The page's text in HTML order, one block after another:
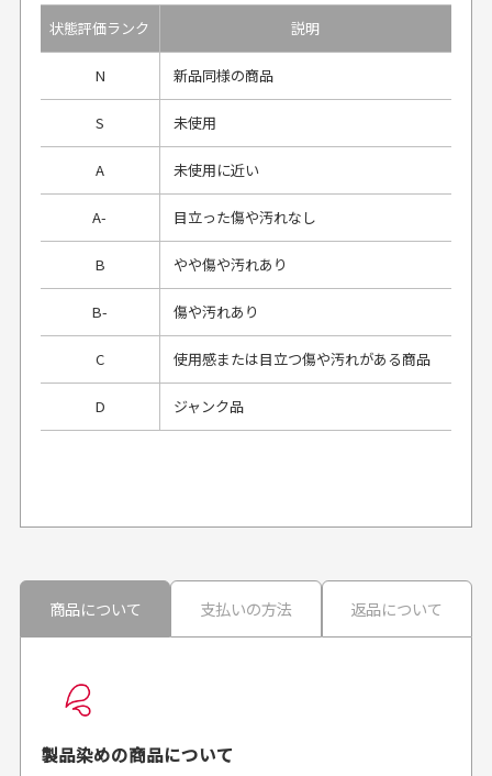
状態評価ランク 説明
N 新品同様の商品
S 未使用
A 未使用に近い
A- 目立った傷や汚れなし
B やや傷や汚れあり
B- 傷や汚れあり
C 使用感または目立つ傷や汚れがある商品
D ジャンク品
良かった！
がとうございます。丁寧
30代男性
お届け希望日時をご指定頂けます。
ご注文時にご指定下さい。
商品について 支払いの方法 返品について
製品染めの商品について